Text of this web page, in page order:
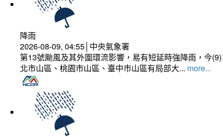
降雨
2026-08-09, 04:55│中央氣象署
第13號颱風及其外圍環流影響，易有短延時強降雨，今
北市山區、桃園市山區、臺中市山區有局部大... more...